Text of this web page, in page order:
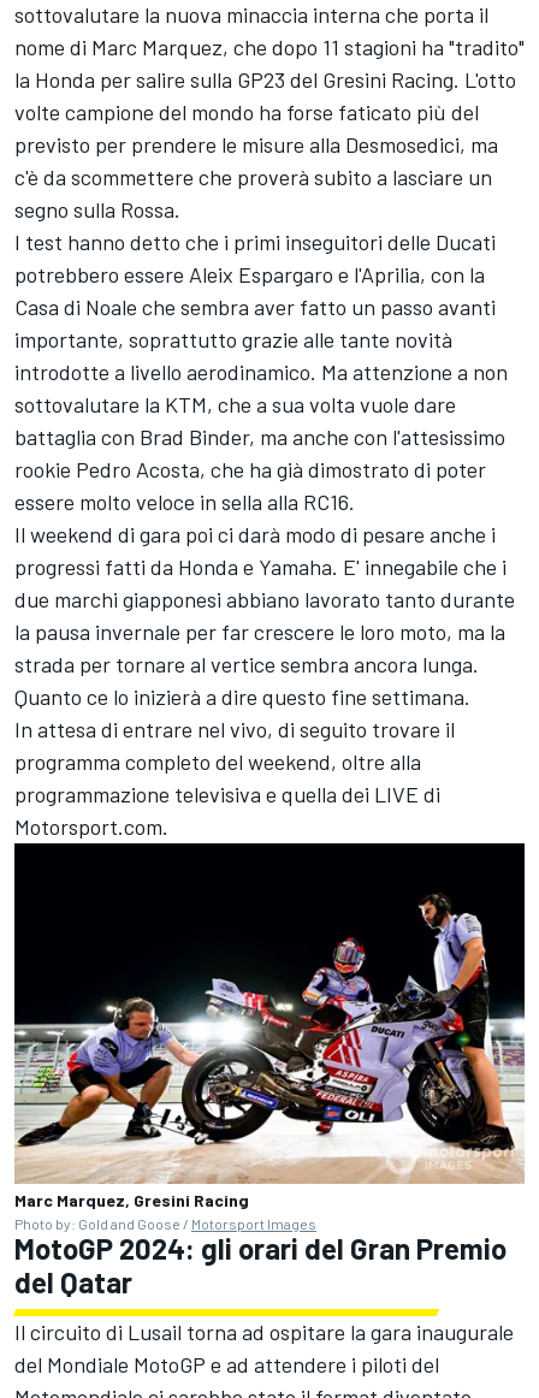
sottovalutare la nuova minaccia interna che porta il
nome di Marc Marquez, che dopo 11 stagioni ha "tradito"
la Honda per salire sulla GP23 del Gresini Racing. L'otto
volte campione del mondo ha forse faticato più del
previsto per prendere le misure alla Desmosedici, ma
c'è da scommettere che proverà subito a lasciare un
segno sulla Rossa.
I test hanno detto che i primi inseguitori delle Ducati
potrebbero essere Aleix Espargaro e l'Aprilia, con la
Casa di Noale che sembra aver fatto un passo avanti
importante, soprattutto grazie alle tante novità
introdotte a livello aerodinamico. Ma attenzione a non
sottovalutare la KTM, che a sua volta vuole dare
battaglia con Brad Binder, ma anche con l'attesissimo
rookie Pedro Acosta, che ha già dimostrato di poter
essere molto veloce in sella alla RC16.
Il weekend di gara poi ci darà modo di pesare anche i
progressi fatti da Honda e Yamaha. E' innegabile che i
due marchi giapponesi abbiano lavorato tanto durante
la pausa invernale per far crescere le loro moto, ma la
strada per tornare al vertice sembra ancora lunga.
Quanto ce lo inizierà a dire questo fine settimana.
In attesa di entrare nel vivo, di seguito trovare il
programma completo del weekend, oltre alla
programmazione televisiva e quella dei LIVE di
Motorsport.com.
Marc Marquez, Gresini Racing
Photo by: Gold and Goose / Motorsport Images
MotoGP 2024: gli orari del Gran Premio
del Qatar
Il circuito di Lusail torna ad ospitare la gara inaugurale
del Mondiale MotoGP e ad attendere i piloti del